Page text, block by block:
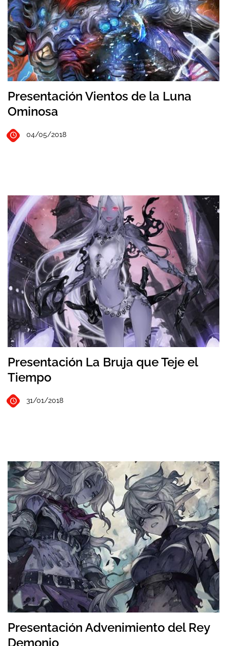
Presentación Vientos de la Luna
Ominosa
04/05/2018
Presentación La Bruja que Teje el
Tiempo
31/01/2018
Presentación Advenimiento del Rey
Demonio